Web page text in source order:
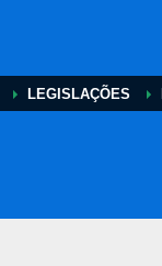
LEGISLAÇÕES